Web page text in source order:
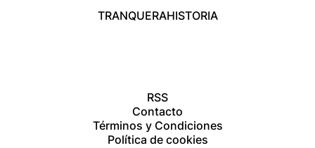
TRANQUERAHISTORIA
RSS
Contacto
Términos y Condiciones
Política de cookies